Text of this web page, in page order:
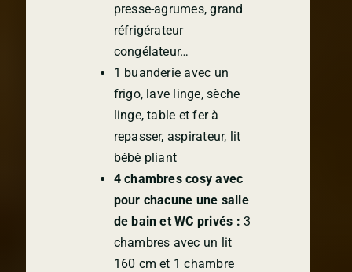
presse-agrumes, grand
réfrigérateur
congélateur…
1 buanderie avec un
frigo, lave linge, sèche
linge, table et fer à
repasser, aspirateur, lit
bébé pliant
4 chambres cosy avec
pour chacune une salle
de bain et WC privés :3
chambres avec un lit
160 cm et 1 chambre